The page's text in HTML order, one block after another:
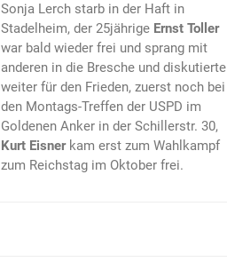
Sonja Lerch starb in der Haft in
Stadelheim, der 25jährige Ernst Toller
war bald wieder frei und sprang mit
anderen in die Bresche und diskutierte
weiter für den Frieden, zuerst noch bei
den Montags-Treffen der USPD im
Goldenen Anker in der Schillerstr. 30,
Kurt Eisner kam erst zum Wahlkampf
zum Reichstag im Oktober frei.